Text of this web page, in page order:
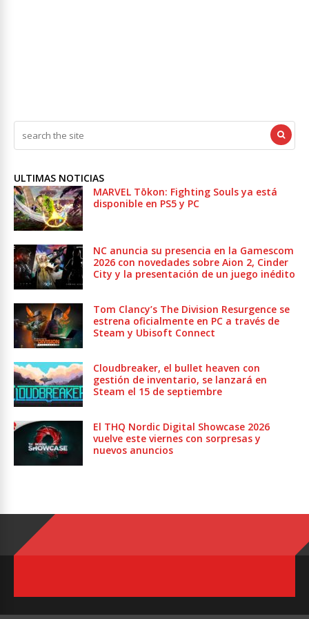
ULTIMAS NOTICIAS
MARVEL Tōkon: Fighting Souls ya está
disponible en PS5 y PC
NC anuncia su presencia en la Gamescom
2026 con novedades sobre Aion 2, Cinder
City y la presentación de un juego inédito
Tom Clancy’s The Division Resurgence se
estrena oficialmente en PC a través de
Steam y Ubisoft Connect
Cloudbreaker, el bullet heaven con
gestión de inventario, se lanzará en
Steam el 15 de septiembre
El THQ Nordic Digital Showcase 2026
vuelve este viernes con sorpresas y
nuevos anuncios